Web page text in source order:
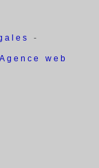
-
Agence web